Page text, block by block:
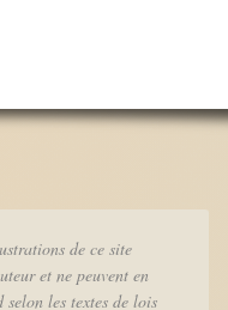
de ce site
et ne peuvent en
selon les textes de lois